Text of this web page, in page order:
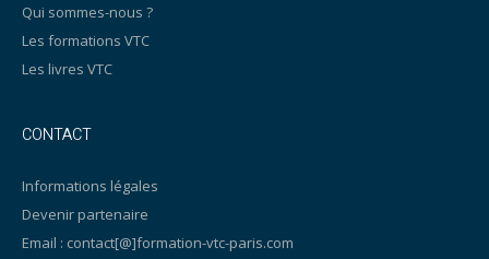
Qui sommes-nous ?
Les formations VTC
Les livres VTC
CONTACT
Informations légales
Devenir partenaire
Email : contact[@]formation-vtc-paris.com